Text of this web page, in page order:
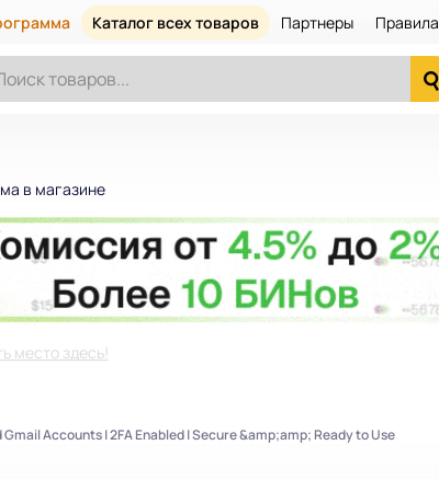
Каталог всех товаров Партнеры Правила
в магазине
место здесь!
Accounts | 2FA Enabled | Secure &amp;amp; Ready to Use